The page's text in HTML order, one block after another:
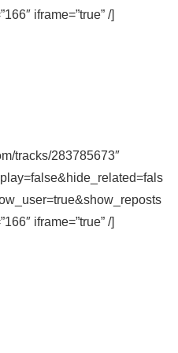
iframe=”true” /]
tracks/283785673″
iframe=”true” /]